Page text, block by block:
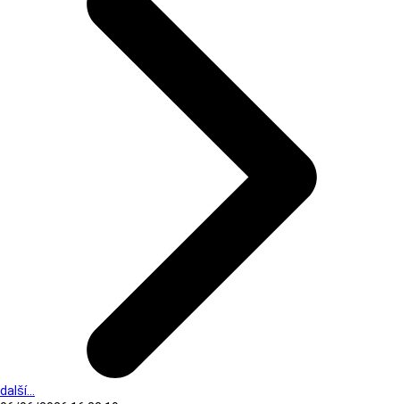
další...